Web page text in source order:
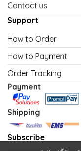
Contact us
Support
How to Order
How to Payment
Order Tracking
Payment
Shipping
Subscribe